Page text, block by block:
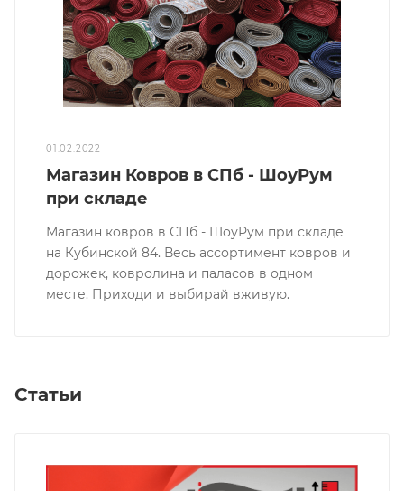
01.02.2022
Магазин Ковров в СПб - ШоуРум
при складе
Магазин ковров в СПб - ШоуРум при складе
на Кубинской 84. Весь ассортимент ковров и
дорожек, ковролина и паласов в одном
месте. Приходи и выбирай вживую.
Статьи